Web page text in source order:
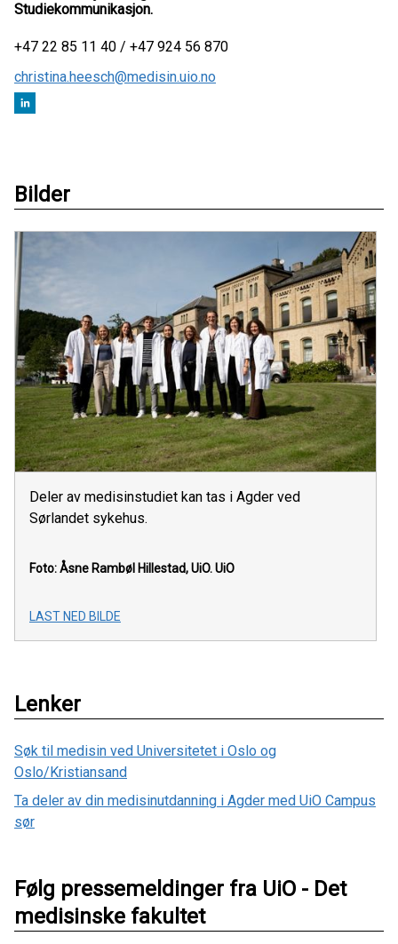
Studiekommunikasjon.
+47 22 85 11 40 / +47 924 56 870
christina.heesch@medisin.uio.no
Bilder
Deler av medisinstudiet kan tas i Agder ved
Sørlandet sykehus.
Foto: Åsne Rambøl Hillestad, UiO.UiO
LAST NED BILDE
Lenker
Søk til medisin ved Universitetet i Oslo og
Oslo/Kristiansand
Ta deler av din medisinutdanning i Agder med UiO Campus
sør
Følg pressemeldinger fra UiO - Det
medisinske fakultet